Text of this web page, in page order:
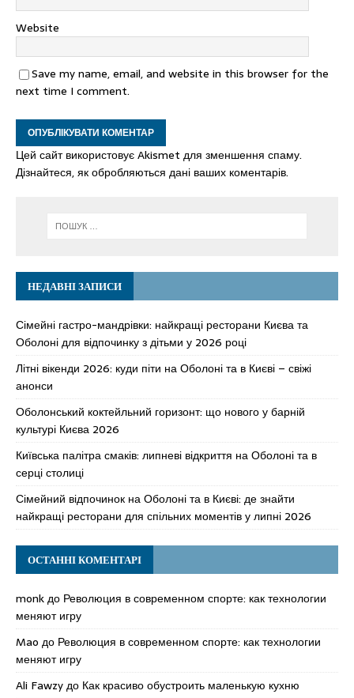
Website
Save my name, email, and website in this browser for the
next time I comment.
Цей сайт використовує Akismet для зменшення спаму.
Дізнайтеся, як обробляються дані ваших коментарів.
НЕДАВНІ ЗАПИСИ
Сімейні гастро-мандрівки: найкращі ресторани Києва та
Оболоні для відпочинку з дітьми у 2026 році
Літні вікенди 2026: куди піти на Оболоні та в Києві – свіжі
анонси
Оболонський коктейльний горизонт: що нового у барній
культурі Києва 2026
Київська палітра смаків: липневі відкриття на Оболоні та в
серці столиці
Сімейний відпочинок на Оболоні та в Києві: де знайти
найкращі ресторани для спільних моментів у липні 2026
ОСТАННІ КОМЕНТАРІ
monkдо Революция в современном спорте: как технологии
меняют игру
Mao до Революция в современном спорте: как технологии
меняют игру
Ali Fawzyдо Как красиво обустроить маленькую кухню